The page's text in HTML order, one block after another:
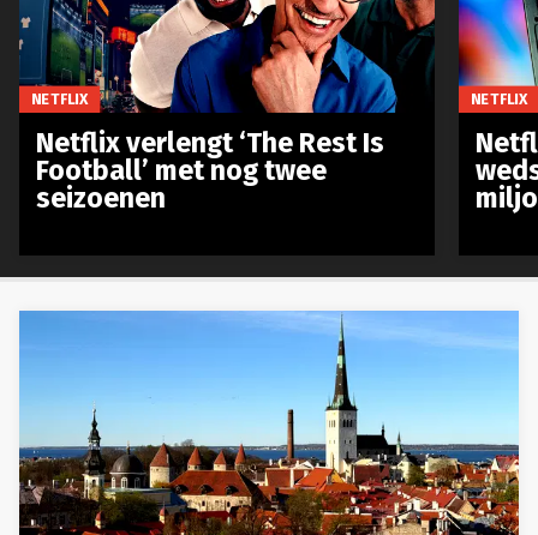
NETFLIX
Netflix verlengt ‘The Rest Is
Football’ met nog twee
seizoenen
NETFLIX